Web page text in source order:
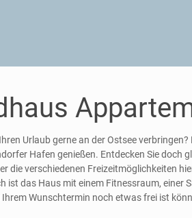
Urlaub gerne an der Ostsee
Hafen genießen. Entdecken Sie
verschiedenen Freizeitmöglichkeiten
ist das Haus mit einem Fitnessraum,
Ihrem Wunschtermin noch etwas frei ist